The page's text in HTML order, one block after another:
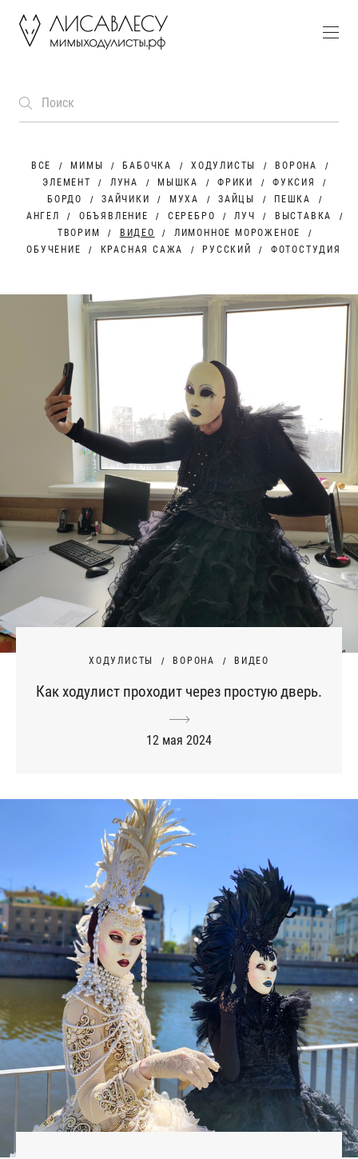
ВСЕ МИМЫ БАБОЧКА ХОДУЛИСТЫ
ВОРОНА
ЭЛЕМЕНТ
ЛУНА МЫШКА ФРИКИ
ФУКСИЯ
БОРДО
ЗАЙЧИКИ МУХА ЗАЙЦЫ
ПЕШКА
АНГЕЛ
ОБЪЯВЛЕНИЕ СЕРЕБРО ЛУЧ
ВЫСТАВКА
ТВОРИМ
ВИДЕО
ЛИМОННОЕ МОРОЖЕНОЕ
ОБУЧЕНИЕ
КРАСНАЯ САЖА РУССКИЙ ФОТОСТУДИЯ
ХОДУЛИСТЫ ВОРОНА ВИДЕО
Как ходулист проходит через простую дверь.
12 мая 2024